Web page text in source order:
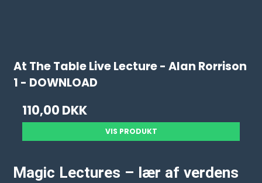
At The Table Live Lecture - Alan Rorrison
1 - DOWNLOAD
110,00 DKK
VIS PRODUKT
Magic Lectures – lær af verdens